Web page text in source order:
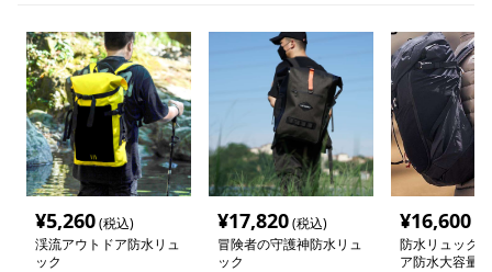
¥5,260(税込)
渓流アウトドア防水リュ
ック
¥17,820(税込)
冒険者の守護神防水リュ
ック
¥16,600
防水リュック
ア防水大容量